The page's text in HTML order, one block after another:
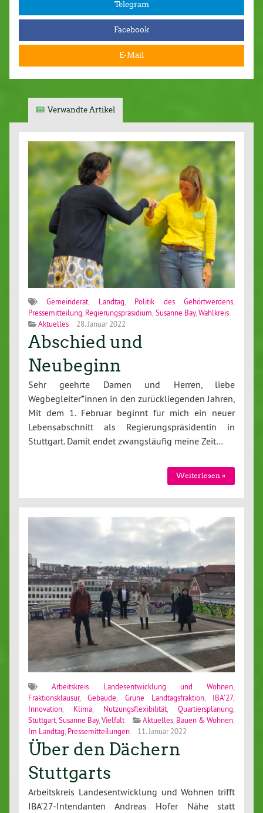
Telegram
Facebook
E-Mail
Verwandte Artikel
Gemeinderat, Landtag, Politik des Gehörtwerdens,
Pressemitteilung, Regierungspräsidium, Susanne Bay,Wahlkreis
Aktuelles
28. Januar 2022
Abschied und
Neubeginn
Sehr geehrte Damen und Herren, liebe
Wegbegleiter*innen in den zurückliegenden Jahren,
Mit dem 1. Februar beginnt für mich ein neuer
Lebensabschnitt als Regierungspräsidentin in
Stuttgart. Damit endet zwangsläufig meine Zeit…
Weiterlesen »
Arbeitskreis Landesentwicklung und Wohnen
Fraktionsklausur,Gebäude Grüne Landtagsfraktion, IBA'27,
Innovation
Klima Nutzungsflexibilität Quartiersplanung
Stuttgart ,Susanne Bay,Vielfalt Aktuelles, Bauen & Wohnen
Im Landtag Pressemitteilungen 11. Januar 2022
Über den Dächern
Stuttgarts
Arbeitskreis Landesentwicklung und Wohnen trifft
IBA’27-Intendanten Andreas Hofer Nähe statt